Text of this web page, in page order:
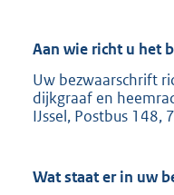
Aan wie richt u het
Uw bezwaarschrift
dijkgraaf en
IJssel, Postbus 148,
Wat staat er in uw